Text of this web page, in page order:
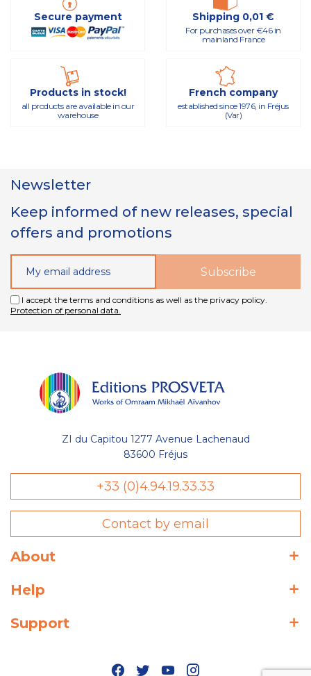
Secure payment Shipping 0,01 €
For purchases over €46 in
mainland France
Products in stock!
all products are available in our
warehouse
French company
established since 1976, in Fréjus
(Var)
Newsletter
Keep informed of new releases, special
offers and promotions
I accept the terms and conditions as well as the privacy policy.
Protection of personal data.
ZI du Capitou 1277 Avenue Lachenaud
83600 Fréjus
+33 (0)4.94.19.33.33
Contact by email
About
Help
Support